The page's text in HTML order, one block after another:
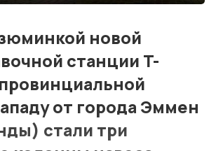
Видео
использования материалов
конфиденциальности и cookie
новой
станции T-
от города Эммен
стали три